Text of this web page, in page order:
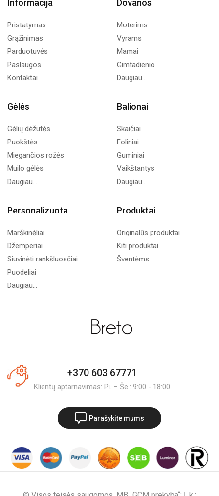
Informacija
Pristatymas
Grąžinimas
Parduotuvės
Paslaugos
Kontaktai
Dovanos
Moterims
Vyrams
Mamai
Gimtadienio
Daugiau...
Gėlės
Gėlių dėžutės
Puokštės
Miegančios rožės
Muilo gėlės
Daugiau...
Balionai
Skaičiai
Foliniai
Guminiai
Vaikštantys
Daugiau...
Personalizuota
Marškinėliai
Džemperiai
Siuvinėti rankšluosčiai
Puodeliai
Daugiau...
Produktai
Originalūs produktai
Kiti produktai
Šventėms
+370 603 67771
Klientų aptarnavimas: Pi. – Še.: 9:00 - 18:00
Parašykite mums